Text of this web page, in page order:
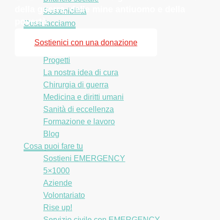
Sostenibilità
Cosa facciamo
Life Support: la nostra nave
Progetti
La nostra idea di cura
Chirurgia di guerra
Medicina e diritti umani
Sanità di eccellenza
Formazione e lavoro
Blog
Cosa puoi fare tu
Sostieni EMERGENCY
5×1000
Aziende
Volontariato
Rise up!
della guerra, delle mine antiuomo e della
povertà.
Sostienici con una donazione